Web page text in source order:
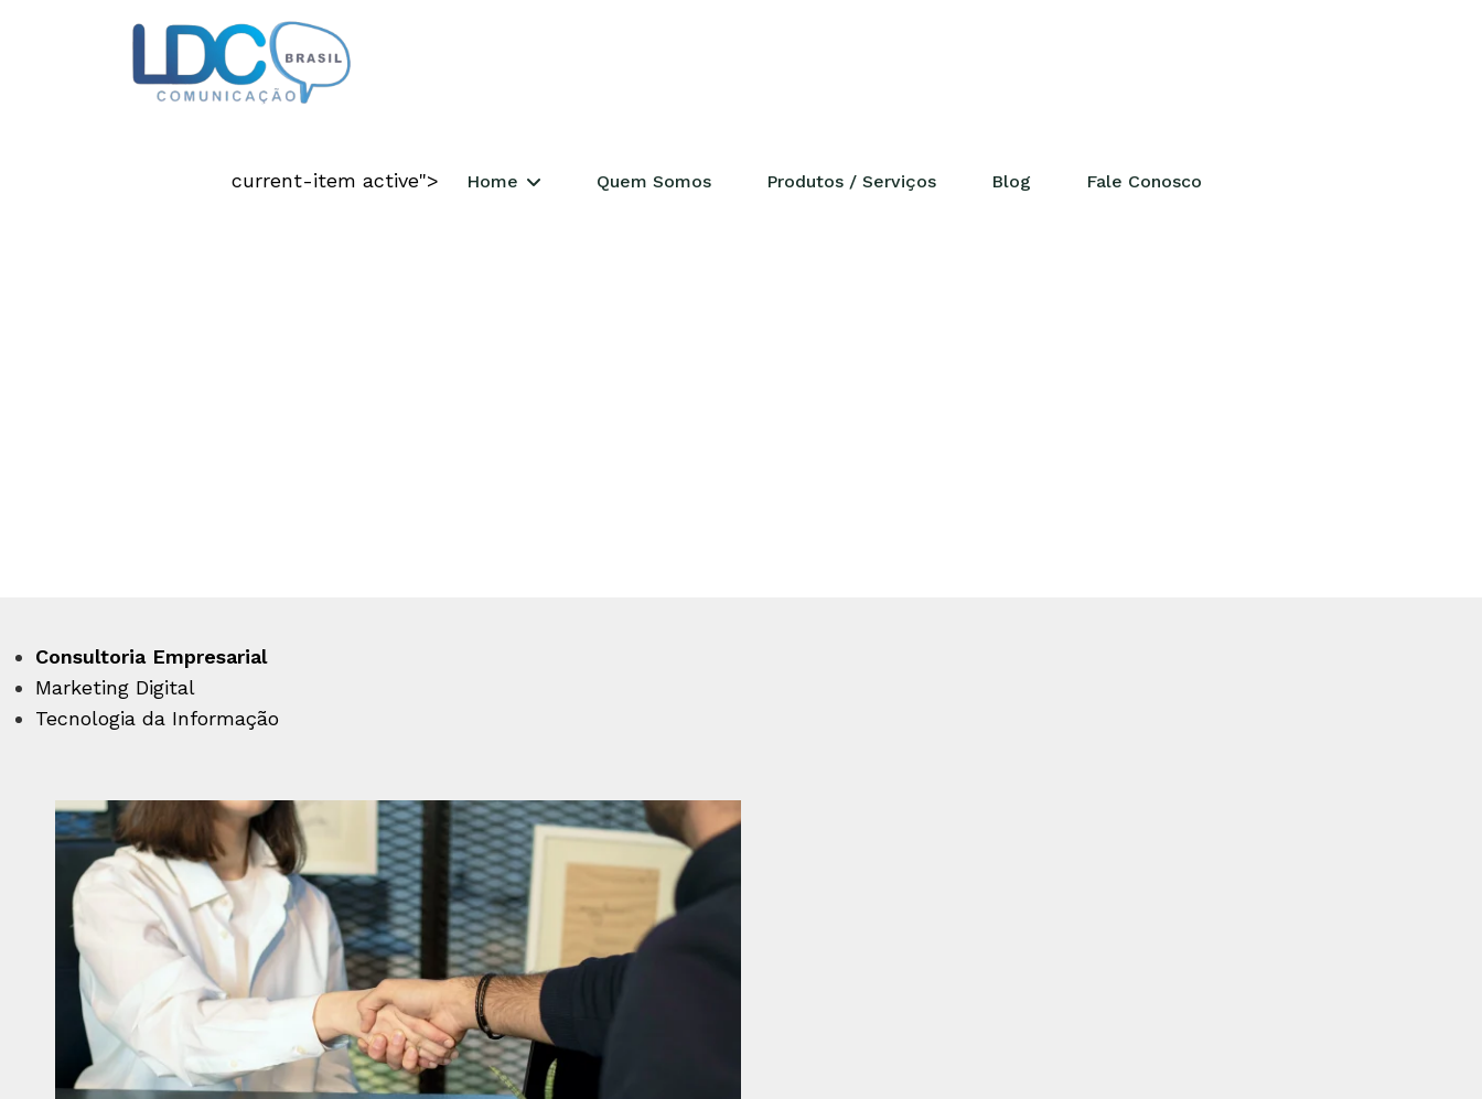
current-item active"> Home Quem Somos Produtos / Serviços Blog Fale Conosco
CRIAMOS DIFERENCIAL
Consultoria Empresarial
Marketing Digital
Tecnologia da Informação